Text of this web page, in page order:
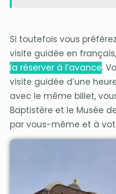
Si toutefois vous
visite guidée en
la réserver à l’avance.
visite guidée d’une
avec le même billet,
Baptistère et le Musée
par vous-même et à